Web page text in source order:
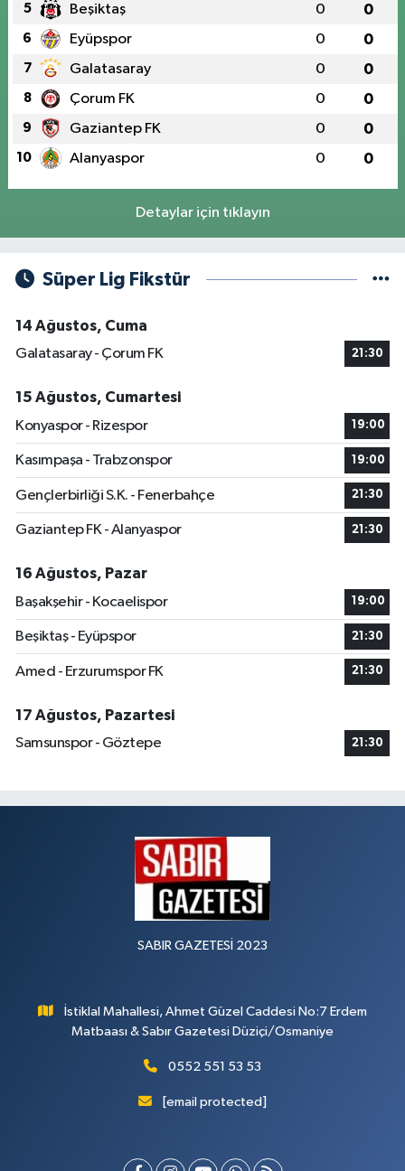
5 Beşiktaş 0 0
6 Eyüpspor 0 0
7 Galatasaray 0 0
8 Çorum FK 0 0
9 Gaziantep FK 0 0
10 Alanyaspor 0 0
Detaylar için tıklayın
Süper Lig Fikstür
14 Ağustos, Cuma
Galatasaray - Çorum FK
21:30
15 Ağustos, Cumartesi
Konyaspor - Rizespor
19:00
Kasımpaşa - Trabzonspor 19:00
Gençlerbirliği S.K. - Fenerbahçe 21:30
Gaziantep FK - Alanyaspor 21:30
16 Ağustos, Pazar
Başakşehir - Kocaelispor
19:00
Beşiktaş - Eyüpspor 21:30
Amed - Erzurumspor FK 21:30
17 Ağustos, Pazartesi
Samsunspor - Göztepe
21:30
SABIR GAZETESİ 2023
İstiklal Mahallesi, Ahmet Güzel Caddesi No:7 Erdem
Matbaası & Sabır Gazetesi Düziçi/Osmaniye
0552 551 53 53
[email protected]